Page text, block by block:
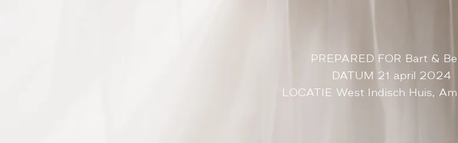
PREPARED FOR Bart &
DATUM 21 april 2024
LOCATIE West Indisch Huis,